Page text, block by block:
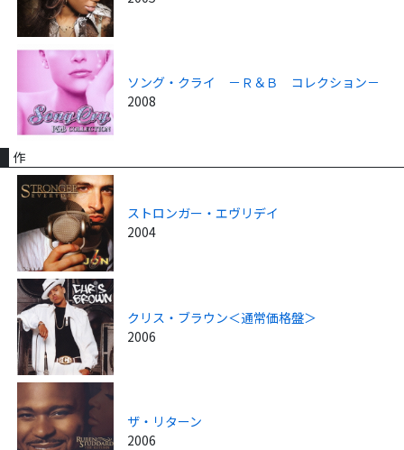
ソング・クライ －Ｒ＆Ｂ コレクション－
2008
作
ストロンガー・エヴリデイ
2004
クリス・ブラウン＜通常価格盤＞
2006
ザ・リターン
2006